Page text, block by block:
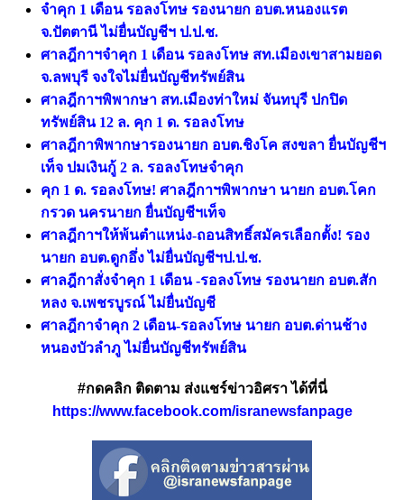
จำคุก 1 เดือน รอลงโทษ รองนายก อบต.หนองแรต
จ.ปัตตานี ไม่ยื่นบัญชีฯ ป.ป.ช.
ศาลฎีกาฯจำคุก 1 เดือน รอลงโทษ สท.เมืองเขาสามยอด
จ.ลพบุรี จงใจไม่ยื่นบัญชีทรัพย์สิน
ศาลฎีกาฯพิพากษา สท.เมืองท่าใหม่ จันทบุรี ปกปิด
ทรัพย์สิน 12 ล. คุก 1 ด. รอลงโทษ
ศาลฎีกาพิพากษารองนายก อบต.ชิงโค สงขลา ยื่นบัญชีฯ
เท็จ ปมเงินกู้ 2 ล. รอลงโทษจำคุก
คุก 1 ด. รอลงโทษ! ศาลฎีกาฯพิพากษา นายก อบต.โคก
กรวด นครนายก ยื่นบัญชีฯเท็จ
ศาลฎีกาฯให้พ้นตำแหน่ง-ถอนสิทธิ์สมัครเลือกตั้ง! รอง
นายก อบต.ดูกอึ่ง ไม่ยื่นบัญชีฯป.ป.ช.
ศาลฎีกาสั่งจำคุก 1 เดือน -รอลงโทษ รองนายก อบต.สัก
หลง จ.เพชรบูรณ์ ไม่ยื่นบัญชี
ศาลฎีกาจำคุก 2 เดือน-รอลงโทษ นายก อบต.ด่านช้าง
หนองบัวลำภู ไม่ยื่นบัญชีทรัพย์สิน
#กดคลิก ติดตาม ส่งแชร์ข่าวอิศรา ได้ที่นี่
https://www.facebook.com/isranewsfanpage